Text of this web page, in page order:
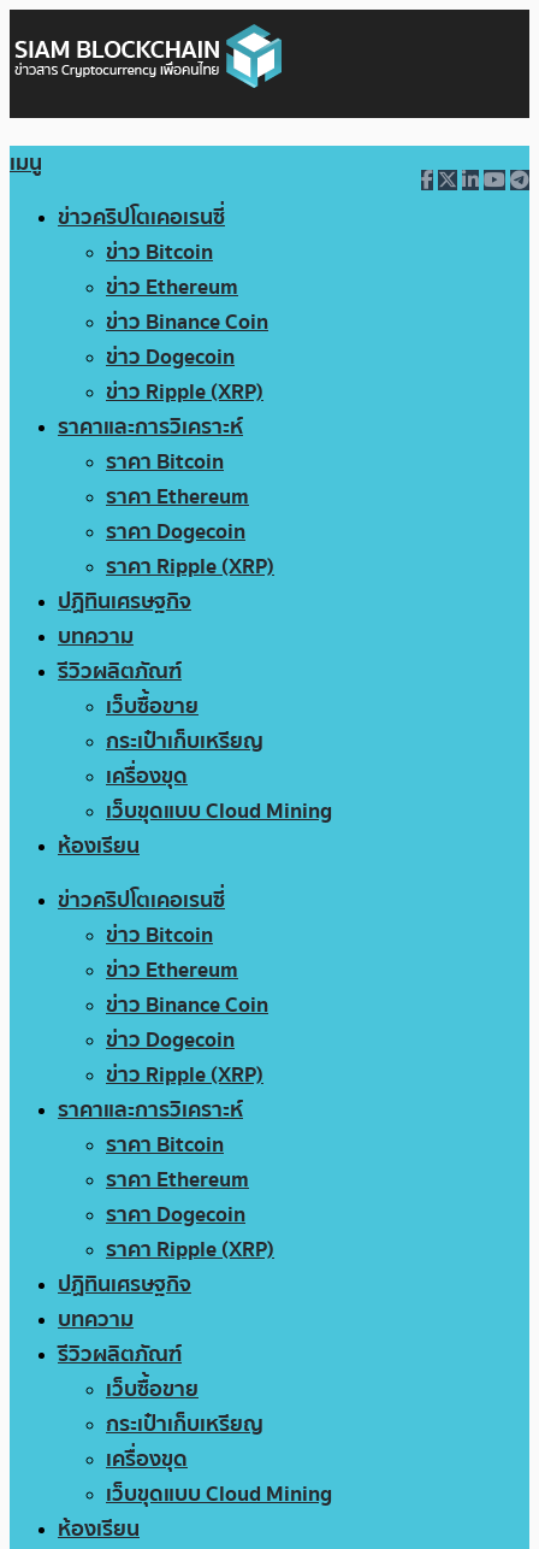
เมนู
ข่าวคริปโตเคอเรนซี่
ข่าว Bitcoin
ข่าว Ethereum
ข่าว Binance Coin
ข่าว Dogecoin
ข่าว Ripple (XRP)
ราคาและการวิเคราะห์
ราคา Bitcoin
ราคา Ethereum
ราคา Dogecoin
ราคา Ripple (XRP)
ปฏิทินเศรษฐกิจ
บทความ
รีวิวผลิตภัณฑ์
เว็บซื้อขาย
กระเป๋าเก็บเหรียญ
เครื่องขุด
เว็บขุดแบบ Cloud Mining
ห้องเรียน
ข่าวคริปโตเคอเรนซี่
ข่าว Bitcoin
ข่าว Ethereum
ข่าว Binance Coin
ข่าว Dogecoin
ข่าว Ripple (XRP)
ราคาและการวิเคราะห์
ราคา Bitcoin
ราคา Ethereum
ราคา Dogecoin
ราคา Ripple (XRP)
ปฏิทินเศรษฐกิจ
บทความ
รีวิวผลิตภัณฑ์
เว็บซื้อขาย
กระเป๋าเก็บเหรียญ
เครื่องขุด
เว็บขุดแบบ Cloud Mining
ห้องเรียน